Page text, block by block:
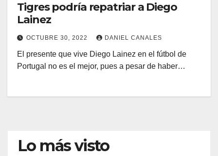
Tigres podría repatriar a Diego
Lainez
OCTUBRE 30, 2022 DANIEL CANALES
El presente que vive Diego Lainez en el fútbol de
Portugal no es el mejor, pues a pesar de haber…
Lo más visto